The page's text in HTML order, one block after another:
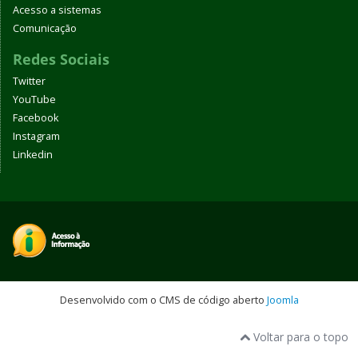
Acesso a sistemas
Comunicação
Redes Sociais
Twitter
YouTube
Facebook
Instagram
Linkedin
Desenvolvido com o CMS de código aberto Joomla
Voltar para o topo